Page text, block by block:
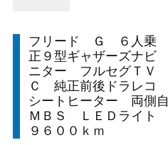
フリード Ｇ ６人乗
正９型ギャザーズナビ
ニター フルセグＴＶ
Ｃ 純正前後ドラレコ
シートヒーター 両側
ＭＢＳ ＬＥＤライト
９６００ｋｍ